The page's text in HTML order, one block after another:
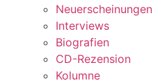
Neuerscheinungen
Interviews
Biografien
CD-Rezension
Kolumne